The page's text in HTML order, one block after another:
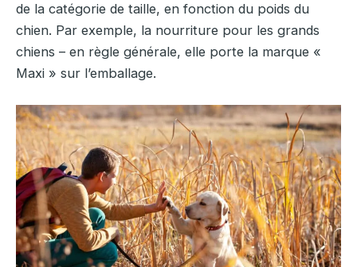
de la catégorie de taille, en fonction du poids du
chien. Par exemple, la nourriture pour les grands
chiens – en règle générale, elle porte la marque «
Maxi » sur l’emballage.